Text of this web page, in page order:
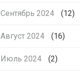
Сентябрь 2024 (12)
Август 2024 (16)
Июль 2024 (2)